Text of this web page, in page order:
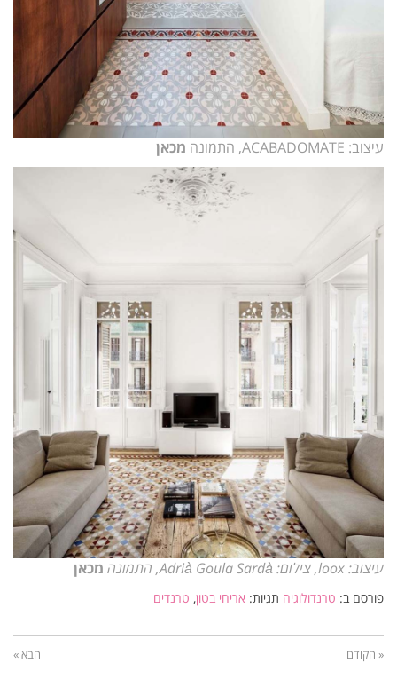
עיצוב: ACABADOMATE, התמונה מכאן
עיצוב: loox, צילום: Adrià Goula Sardà, התמונה מכאן
פורסם ב: טרנדולוגיה תגיות: אריחי בטון, טרנדים
« הקודם הבא »